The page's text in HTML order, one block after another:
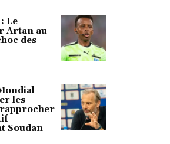
Le
Artan au
des
les
Soudan